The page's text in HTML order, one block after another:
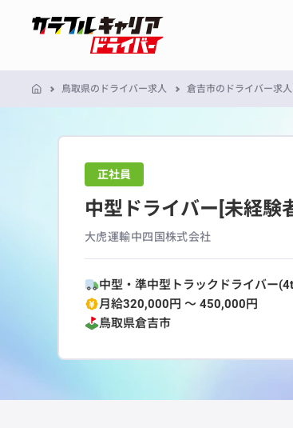
鳥取県のドライバー求人 倉吉市のドライバー求人
正社員
中型ドライバー[未経験
大虎運輸中四国株式会社
中型・準中型トラックドライバー
月給320,000円 〜 450,000円
鳥取県倉吉市